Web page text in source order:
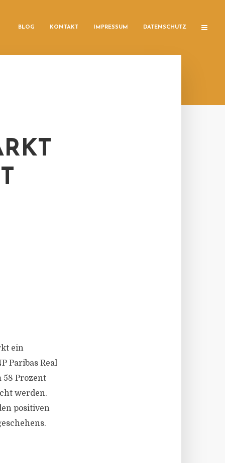
BLOG KONTAKT IMPRESSUM DATENSCHUTZ
ein
Paribas Real
Prozent
werden.
positiven